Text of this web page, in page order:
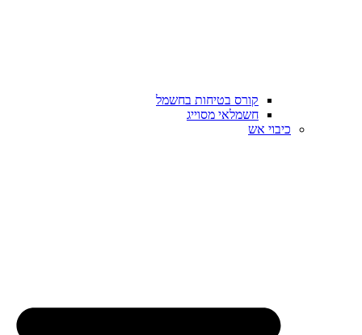
קורס בטיחות בחשמל
חשמלאי מסוייג
כיבוי אש